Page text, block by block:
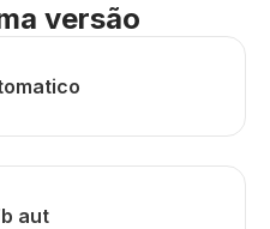
versão
aut